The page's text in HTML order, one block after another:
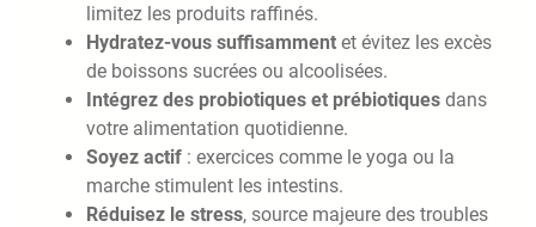
limitez les produits raffinés.
Hydratez-vous suffisamment et évitez les excès
de boissons sucrées ou alcoolisées.
Intégrez des probiotiques et prébiotiques dans
votre alimentation quotidienne.
Soyez actif : exercices comme le yoga ou la
marche stimulent les intestins.
Réduisez le stress, source majeure des troubles